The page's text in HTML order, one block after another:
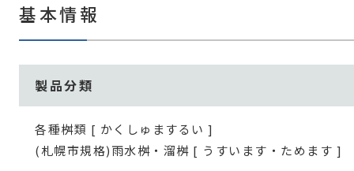
基本情報
製品分類
各種桝類 [ かくしゅまするい ]
(札幌市規格)雨水桝・溜桝 [ うすいます・ためます ]